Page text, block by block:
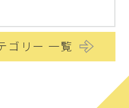
ゴリー 一覧